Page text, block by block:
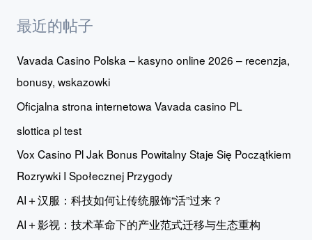
最近的帖子
Vavada Casino Polska – kasyno online 2026 – recenzja,
bonusy, wskazowki
Oficjalna strona internetowa Vavada casino PL
slottica pl test
Vox Casino Pl Jak Bonus Powitalny Staje Się Początkiem
Rozrywki I Społecznej Przygody
AI＋汉服：科技如何让传统服饰“活”过来？
AI＋影视：技术革命下的产业范式迁移与生态重构